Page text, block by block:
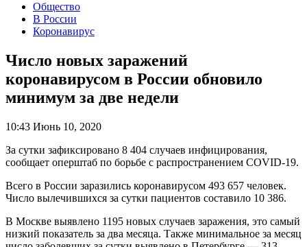
Общество
В России
Коронавирус
Число новых заражений
коронавирусом в России обновило
минимум за две недели
10:43 Июнь 10, 2020
За сутки зафиксировано 8 404 случаев инфицирования,
сообщает оперштаб по борьбе с распространением COVID-19.
Всего в России заразились коронавирусом 493 657 человек.
Число вылечившихся за сутки пациентов составило 10 386.
В Москве выявлено 1195 новых случаев заражения, это самый
низкий показатель за два месяца. Также минимальное за месяц